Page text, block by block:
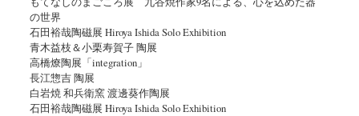
の世界
石田裕哉陶磁展 Hiroya Ishida Solo Exhibition
青木益枝＆小栗寿賀子 陶展
高橋燎陶展「integration」
長江惣吉 陶展
白岩焼 和兵衛窯 渡邊葵作陶展
石田裕哉陶磁展 Hiroya Ishida Solo Exhibition